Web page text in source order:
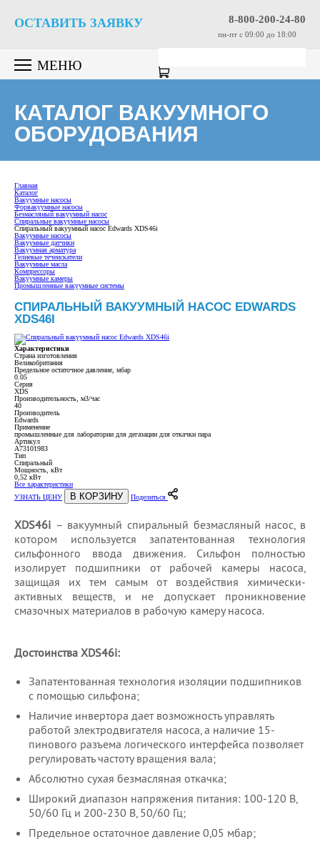
8-800-200-24-80
пн-пт c 09:00 до 18:00
ОСТАВИТЬ ЗАЯВКУ
МЕНЮ
КАТАЛОГ ВАКУУМНОГО
ОБОРУДОВАНИЯ
Главная
Каталог
Вакуумные насосы
Форвакуумные насосы
Безмасляный вакуумный насос
Спиральные вакуумные насосы
Спиральный вакуумный насос Edwards XDS46i
Вакуумные насосы
Вакуумные датчики
Вакуумная арматура
Гелиевые течеискатели
Вакуумные масла
Компрессоры
Вакуумные камеры
Промышленные вакуумные системы
СПИРАЛЬНЫЙ ВАКУУМНЫЙ НАСОС EDWARDS
XDS46I
Характеристики
Страна изготовления
Великобритания
Предельное остаточное давление, мбар
0.05
Серия
XDS
Производительность, м3/час
40
Производитель
Edwards
Применение
промышленные для лаборатории для дегазации для откачки пара
Артикул
A73101983
Тип
Спиральный
Мощность, кВт
0,52 кВт
Все характеристики
УЗНАТЬ ЦЕНУ
В КОРЗИНУ Поделиться
XDS46i – вакуумный спиральный безмасляный насос, в
котором используется запатентованная технология
сильфонного ввода движения. Сильфон полностью
изолирует подшипники от рабочей камеры насоса,
защищая их тем самым от воздействия химически-
активных веществ, и не допускает проникновение
смазочных материалов в рабочую камеру насоса.
Достоинства XDS46i:
Запатентованная технология изоляции подшипников
с помощью сильфона;
Наличие инвертора дает возможность управлять
работой электродвигателя насоса, а наличие 15-
пинового разъема логического интерфейса позволяет
регулировать частоту вращения вала;
Абсолютно сухая безмасляная откачка;
Широкий диапазон напряжения питания: 100-120 В,
50/60 Гц и 200-230 В, 50/60 Гц;
Предельное остаточное давление 0,05 мбар;